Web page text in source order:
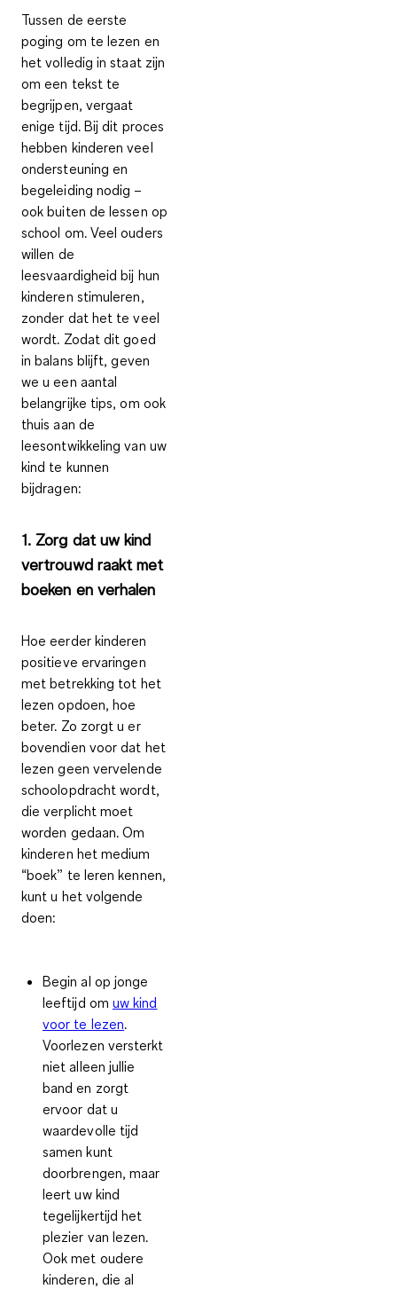
Tussen de eerste
poging om te lezen en
het volledig in staat zijn
om een tekst te
begrijpen, vergaat
enige tijd. Bij dit proces
hebben kinderen veel
ondersteuning en
begeleiding nodig –
ook buiten de lessen op
school om. Veel ouders
willen de
leesvaardigheid bij hun
kinderen stimuleren,
zonder dat het te veel
wordt. Zodat dit goed
in balans blijft, geven
we u een aantal
belangrijke tips, om ook
thuis aan de
leesontwikkeling van uw
kind te kunnen
bijdragen:
1. Zorg dat uw kind
vertrouwd raakt met
boeken en verhalen
Hoe eerder kinderen
positieve ervaringen
met betrekking tot het
lezen opdoen, hoe
beter. Zo zorgt u er
bovendien voor dat het
lezen geen vervelende
schoolopdracht wordt,
die verplicht moet
worden gedaan. Om
kinderen het medium
“boek” te leren kennen,
kunt u het volgende
doen:
Begin al op jonge
leeftijd om uw kind
voor te lezen.
Voorlezen versterkt
niet alleen jullie
band en zorgt
ervoor dat u
waardevolle tijd
samen kunt
doorbrengen, maar
leert uw kind
tegelijkertijd het
plezier van lezen.
Ook met oudere
kinderen, die al